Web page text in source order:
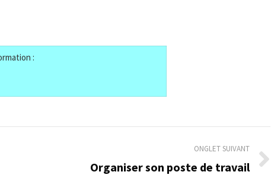
:
ONGLET SUIVANT
Organiser son poste de travail